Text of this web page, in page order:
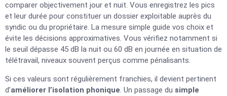
comparer objectivement jour et nuit. Vous enregistrez les pics
et leur durée pour constituer un dossier exploitable auprès du
syndic ou du propriétaire. La mesure simple guide vos choix et
évite les décisions approximatives. Vous vérifiez notamment si
le seuil dépasse 45 dB la nuit ou 60 dB en journée en situation de
télétravail, niveaux souvent perçus comme pénalisants.
Si ces valeurs sont régulièrement franchies, il devient pertinent
d’améliorer l’isolation phonique. Un passage du simple